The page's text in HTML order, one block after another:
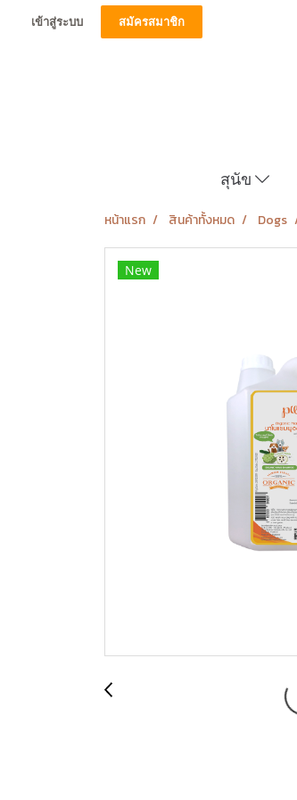
เข้าสู่ระบบ สมัครสมาชิก
สุนัข
หน้าแรก สินค้าทั้งหมด Dogs
New